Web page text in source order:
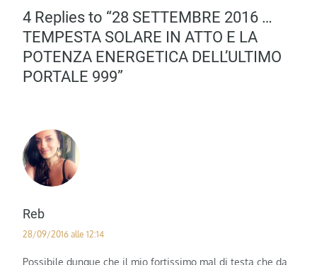
4 Replies to “28 SETTEMBRE 2016 …
TEMPESTA SOLARE IN ATTO E LA
POTENZA ENERGETICA DELL’ULTIMO
PORTALE 999”
Reb
28/09/2016 alle 12:14
Possibile dunque che il mio fortissimo mal di testa che da